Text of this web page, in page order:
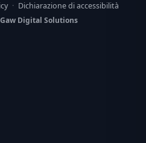
· Dichiarazione di accessibilità
Gaw Digital Solutions